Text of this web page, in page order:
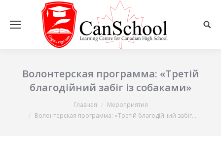
Волонтерская программа: «Третій
благодійний забіг із собаками»
Главная
Мероприятия
Волонтерская программа: «Третій благодійний забіг…